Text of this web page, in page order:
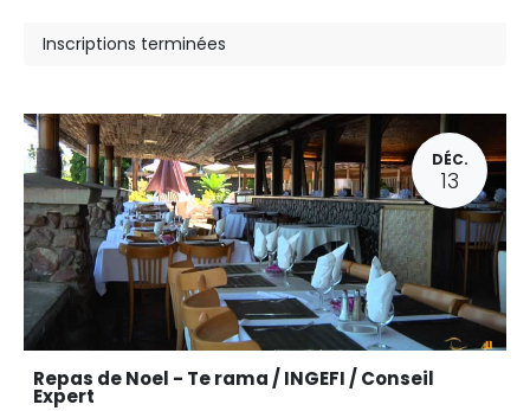
Inscriptions terminées
DÉC.
13
Repas de Noel - Te rama / INGEFI / Conseil
Expert